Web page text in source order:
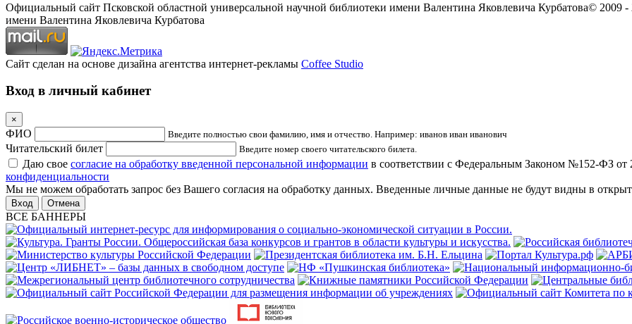
Официальный сайт Псковской областной универсальной научной библиотеки имени Валентина Яковлевича Курбатова© 2009 -
имени Валентина Яковлевича Курбатова
Сайт сделан на основе дизайна агентства интернет-рекламы Coffee Studio
Вход в личный кабинет
×
ФИО Введите полностью свои фамилию, имя и отчество. Например: иванов иван иванович
Читательский билет Введите номер своего читательского билета.
Даю свое согласие на обработку введенной персональной информации в соответствии с Федеральным Законом №152-ФЗ
конфиденциальности
Мы не можем обработать запрос без Вашего согласия на обработку данных. Введенные личные данные не будут видны в
Отмена
ВСЕ БАННЕРЫ